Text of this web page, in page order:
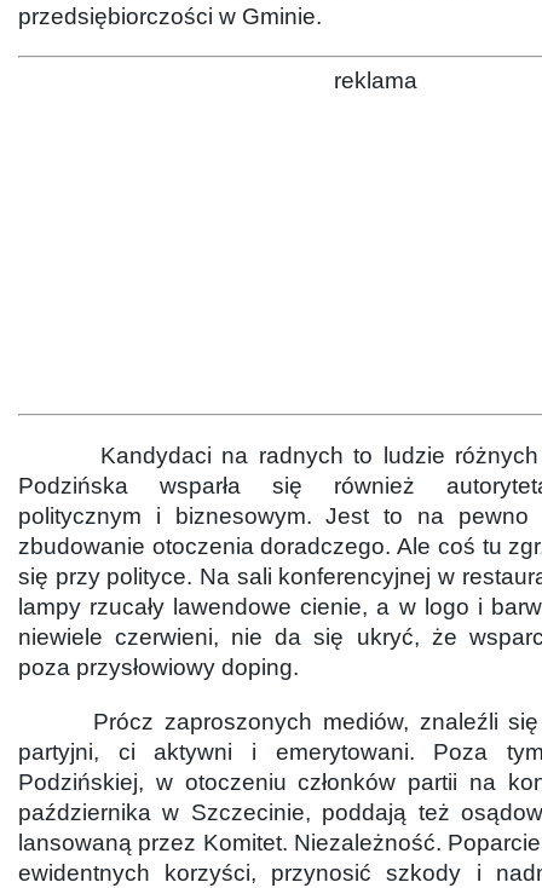
przedsiębiorczości w Gminie.
reklama
Kandydaci na radnych to ludzie różnych
Podzińska wsparła się również
politycznym i biznesowym. Jest to na pewno
zbudowanie otoczenia doradczego. Ale coś tu
się przy polityce. Na sali konferencyjnej w
lampy rzucały lawendowe cienie, a w logo i
niewiele czerwieni, nie da się ukryć, że
poza przysłowiowy doping.
Prócz zaproszonych mediów, znaleźli się
partyjni, ci aktywni i emerytowani. Poza
Podzińskiej, w otoczeniu członków partii na
października w Szczecinie, poddają też
lansowaną przez Komitet. Niezależność.
ewidentnych korzyści, przynosić szkody i